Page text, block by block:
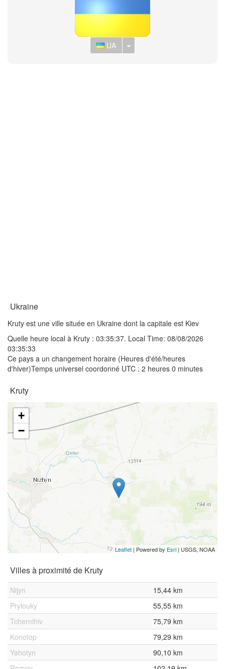
UA Toggle Dropdown
Ukraine
Kruty est une ville située en Ukraine dont la capitale est Kiev
Quelle heure local à Kruty : 03:35:37. Local Time: 08/08/2026
03:35:33
Ce pays a un changement horaire (Heures d'été/heures
d'hiver)Temps universel coordonné UTC : 2 heures 0 minutes
Kruty
+
−
Leaflet | Powered by Esri | USGS, NOAA
Villes à proximité de Kruty
Nijyn
15,44 km
Prylouky
55,55 km
Tchernihiv
75,79 km
Konotop
79,29 km
Yahotyn
90,10 km